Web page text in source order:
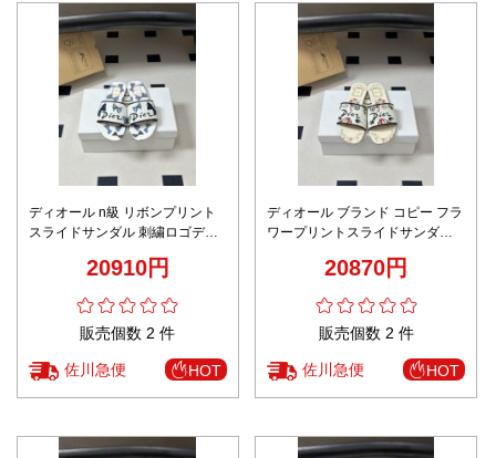
ディオール n級 リボンプリント
スライドサンダル 刺繍ロゴデザ
20910円
販売個数 2 件
佐川急便 HOT
ディオール ブランド コピー フラ
ワープリントスライドサンダル
20870円
販売個数 2 件
佐川急便 HOT